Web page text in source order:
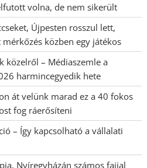
volna, de nem sikerült
Újpesten rosszul lett,
közben egy játékos
közelről – Médiaszemle a
harmincegyedik hete
át velünk marad ez a 40 fokos
fog ráerősíteni
– Így kapcsolható a vállalati
Nyíregyházán számos fajjal